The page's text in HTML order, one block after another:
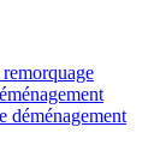
déménagement